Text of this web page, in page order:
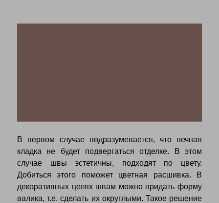
В первом случае подразумевается, что печная
кладка не будет подвергаться отделке. В этом
случае швы эстетичны, подходят по цвету.
Добиться этого поможет цветная расшивка. В
декоративных целях швам можно придать форму
валика, т.е. сделать их округлыми. Такое решение